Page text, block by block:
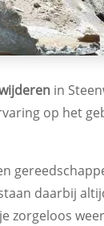
in
op het
daarbij
zorgeloos